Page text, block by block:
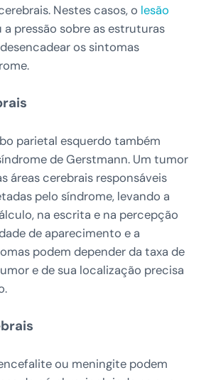
Nestes casos, o lesão
a pressão sobre as estruturas
os sintomas
parietal esquerdo também
de Gerstmann. Um tumor
áreas cerebrais responsáveis
pelo síndrome, levando a
na escrita e na percepção
de aparecimento e a
podem depender da taxa de
e de sua localização precisa
ou meningite podem